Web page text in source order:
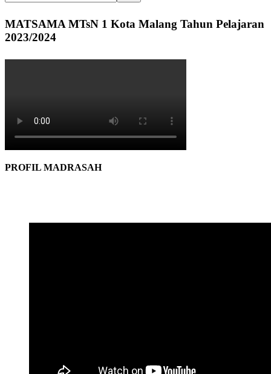
MATSAMA MTsN 1 Kota Malang Tahun Pelajaran
2023/2024
PROFIL MADRASAH